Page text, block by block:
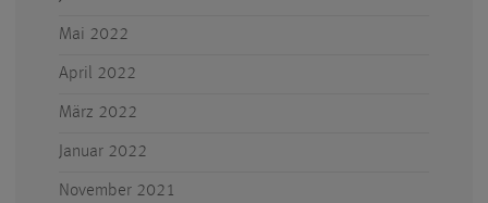
Mai 2022
April 2022
März 2022
Januar 2022
November 2021